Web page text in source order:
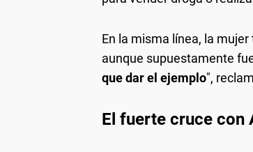
En la misma línea, la
aunque supuestamente
que dar el ejemplo",
El fuerte cruce con